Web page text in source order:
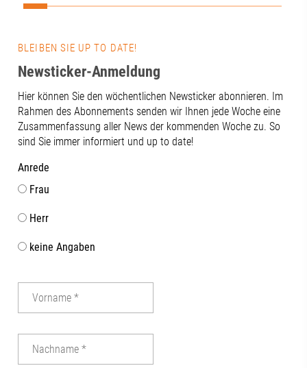
Darüber hinaus lernten wir hier im
über die frühe Wasserversorgung der
Stadt Augsburg. 🚰Ein super Tipp für
einen entspannten Team-Ausflug! 🙌👉
Was war Ihr coolster Team-Ausflug?
Schreiben Sie uns Ihre Tipps in die
Kommentare! #RegionAugsburg
#Handwerk #team
BLEIBEN SIE UP TO DATE!
Newsticker-Anmeldung
Hier können Sie den wöchentlichen Newsticker abonnieren. Im
Rahmen des Abonnements senden wir Ihnen jede Woche eine
Zusammenfassung aller News der kommenden Woche zu. So
sind Sie immer informiert und up to date!
Anrede
Frau
Herr
keine Angaben